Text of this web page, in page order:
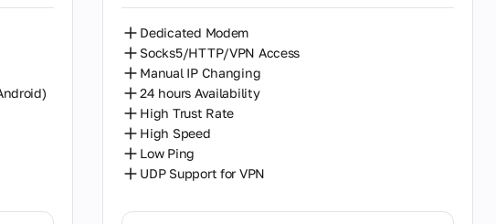
Dedicated Modem
Socks5/HTTP/VPN Access
Manual IP Changing
24 hours Availability
High Trust Rate
High Speed
Low Ping
UDP Support for VPN